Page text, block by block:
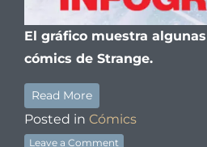
El gráfico muestra
cómics de Strange.
Read More
Posted in Cómics
Leave a Comment